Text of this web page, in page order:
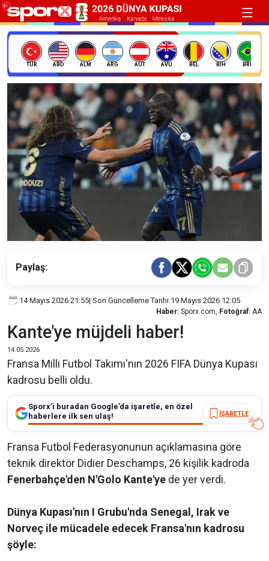
TÜR ABD ALM ARG AUT AVU BEL BIH BRE
Paylaş:
14 Mayıs 2026 21:55| Son Güncelleme Tarihi:19 Mayıs 2026 12:05
Haber: Sporx.com, Fotoğraf: AA
Kante'ye müjdeli haber!
14.05.2026
Fransa Milli Futbol Takımı'nın 2026 FIFA Dünya Kupası
kadrosu belli oldu.
Sporx’i buradan Google’da işaretle, en özel
haberlere ilk sen ulaş!
İŞARETLE
Fransa Futbol Federasyonunun açıklamasına göre
teknik direktör Didier Deschamps, 26 kişilik kadroda
Fenerbahçe'den N'Golo Kante'ye de yer verdi.
Dünya Kupası'nın I Grubu'nda Senegal, Irak ve
Norveç ile mücadele edecek Fransa'nın kadrosu
şöyle: